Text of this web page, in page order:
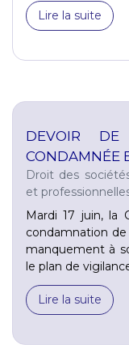
Lire la suite
DEVOIR
CONDAMNÉE
Droit des
et
Mardi 17 juin, la
condamnation
manquement à
le plan de
Lire la suite